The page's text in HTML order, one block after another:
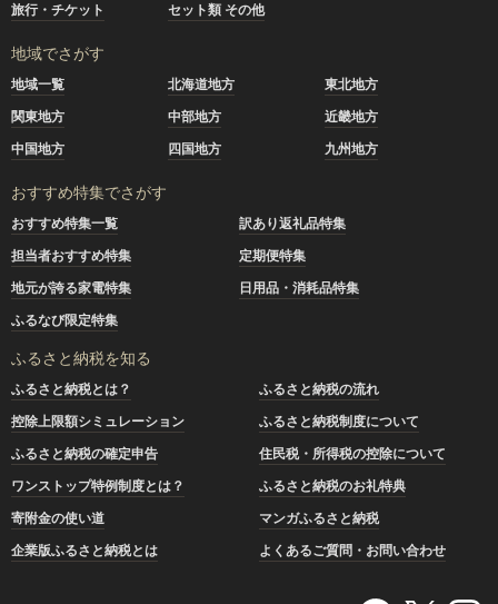
旅行・チケット
セット類 その他
地域でさがす
地域一覧 北海道地方
東北地方
関東地方
中部地方
近畿地方
中国地方
四国地方 九州地方
おすすめ特集でさがす
おすすめ特集一覧
訳あり返礼品特集
担当者おすすめ特集
定期便特集
地元が誇る家電特集
日用品・消耗品特集
ふるなび限定特集
ふるさと納税を知る
ふるさと納税とは？
ふるさと納税の流れ
控除上限額シミュレーション
ふるさと納税制度について
ふるさと納税の確定申告
住民税・所得税の控除について
ワンストップ特例制度とは？
ふるさと納税のお礼特典
寄附金の使い道
マンガふるさと納税
企業版ふるさと納税とは
よくあるご質問・お問い合わせ